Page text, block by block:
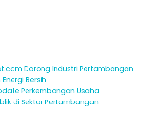
Dorong Industri Pertambangan
Bersih
Perkembangan Usaha
di Sektor Pertambangan